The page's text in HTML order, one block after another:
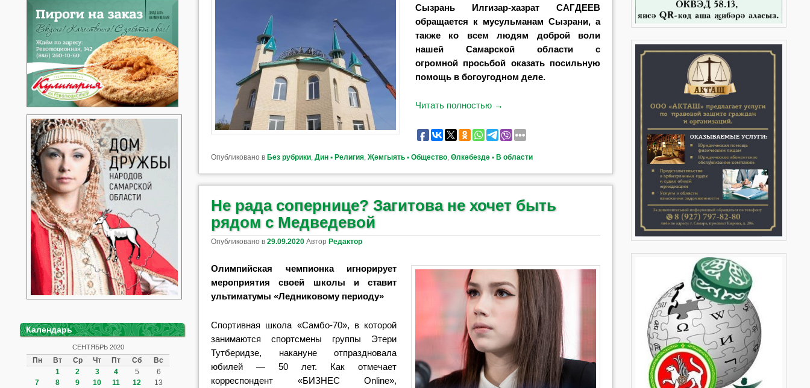
Сызрань Илгизар-хазрат САГДЕЕВ
обращается к мусульманам Сызрани, а
также ко всем людям доброй воли
нашей Самарской области с
огромной просьбой оказать посильную
помощь в богоугодном деле.
Читать полностью →
Опубликовано в Без рубрики ,Дин ▪ Религия ,Җәмгыять ▪ Общество ,Өлкәбездә ▪ В области
Не рада сопернице? Загитова не хочет быть
рядом с Медведевой
Опубликовано в29.09.2020 Автор Редактор
Олимпийская чемпионка игнорирует
мероприятия своей школы и ставит
ультиматумы «Ледниковому периоду»
Спортивная школа «Самбо-70», в которой
занимаются спортсмены группы Этери
Тутберидзе, накануне отпраздновала
юбилей — 50 лет. Как отмечает
корреспондент «БИЗНЕС Online»,
Календарь
СЕНТЯБРЬ 2020
Пн Вт Ср Чт Пт Сб Вс
1 2 3 4 5
6
7
8 9 10 11 12
13